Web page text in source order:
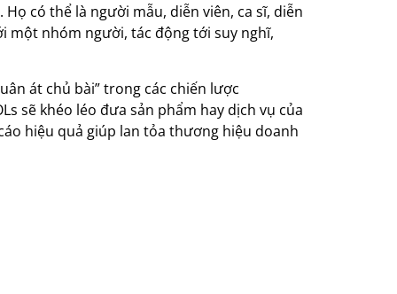
có thể là người mẫu, diễn viên, ca sĩ, diễn
một nhóm người, tác động tới suy nghĩ,
át chủ bài” trong các chiến lược
sẽ khéo léo đưa sản phẩm hay dịch vụ của
hiệu quả giúp lan tỏa thương hiệu doanh